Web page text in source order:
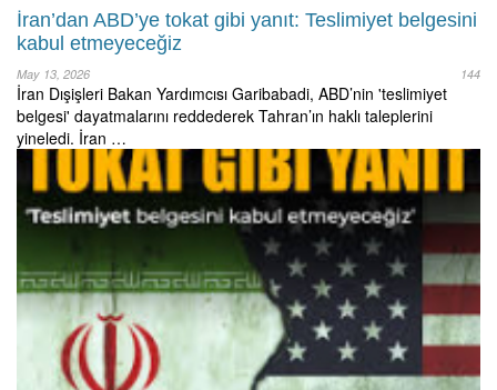
İran’dan ABD’ye tokat gibi yanıt: Teslimiyet belgesini
kabul etmeyeceğiz
May 13, 2026 144
İran Dışişleri Bakan Yardımcısı Garibabadi, ABD’nin 'teslimiyet
belgesi' dayatmalarını reddederek Tahran’ın haklı taleplerini
yineledi. İran …